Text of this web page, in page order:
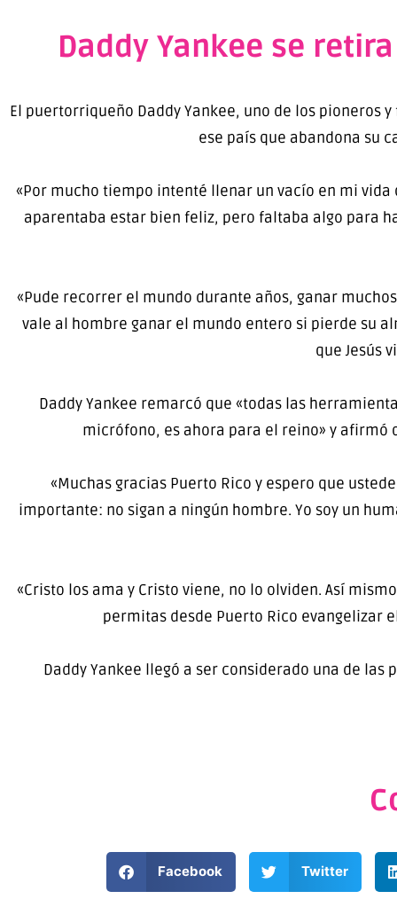
Daddy Yankee se
El puertorriqueño Daddy Yankee, uno de los
ese país que abandona su
«Por mucho tiempo intenté llenar un vacío en mi
aparentaba estar bien feliz, pero faltaba algo para
«Pude recorrer el mundo durante años, ganar
vale al hombre ganar el mundo entero si pierde su
que Jesús
Daddy Yankee remarcó que «todas las
micrófono, es ahora para el reino» y afirmó
«Muchas gracias Puerto Rico y espero que
importante: no sigan a ningún hombre. Yo soy un
«Cristo los ama y Cristo viene, no lo olviden. Así
permitas desde Puerto Rico evangelizar
Daddy Yankee llegó a ser considerado una de
Facebook Twitter